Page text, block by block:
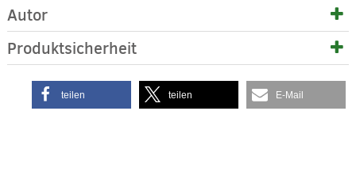
Autor
Produktsicherheit
teilen teilen E-Mail